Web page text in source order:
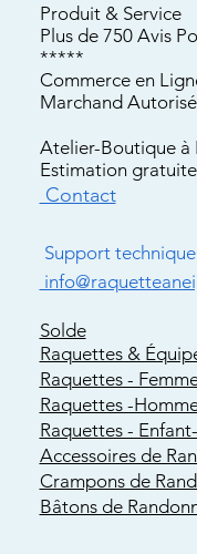
Produit & Service
Plus de 750 Avis
*****
Commerce en
Marchand Autorisé
Atelier-Boutique à
Estimation gratuite
Contact
Support
Solde
Raquettes &
Raquettes -
Raquettes -
Raquettes -
Accessoires de
Crampons de
Bâtons de